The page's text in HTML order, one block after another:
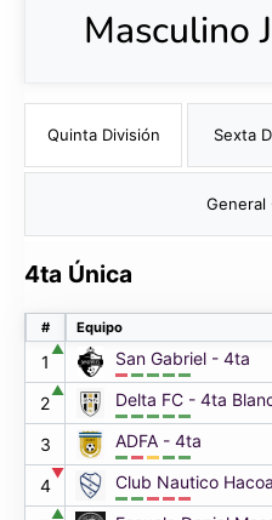
Masculino
Quinta División Sexta
General
4ta Única
# Equipo
1
▲ San Gabriel - 4ta
2
▲ Delta FC - 4ta
3
ADFA - 4ta
4
▼ Club Nautico
▲